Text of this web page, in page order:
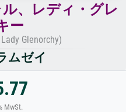
、レディ・グレ
ー
Glenorchy)
ムゼイ
MwSt.